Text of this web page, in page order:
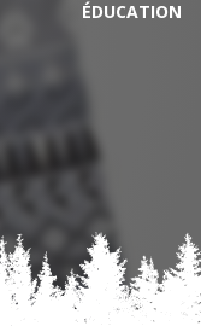
ÉDUCATION